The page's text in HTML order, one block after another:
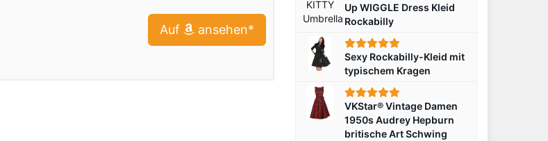
Auf ansehen*
Up WIGGLE Dress Kleid
Rockabilly
Sexy Rockabilly-Kleid mit
typischem Kragen
VKStar® Vintage Damen
1950s Audrey Hepburn
britische Art Schwing